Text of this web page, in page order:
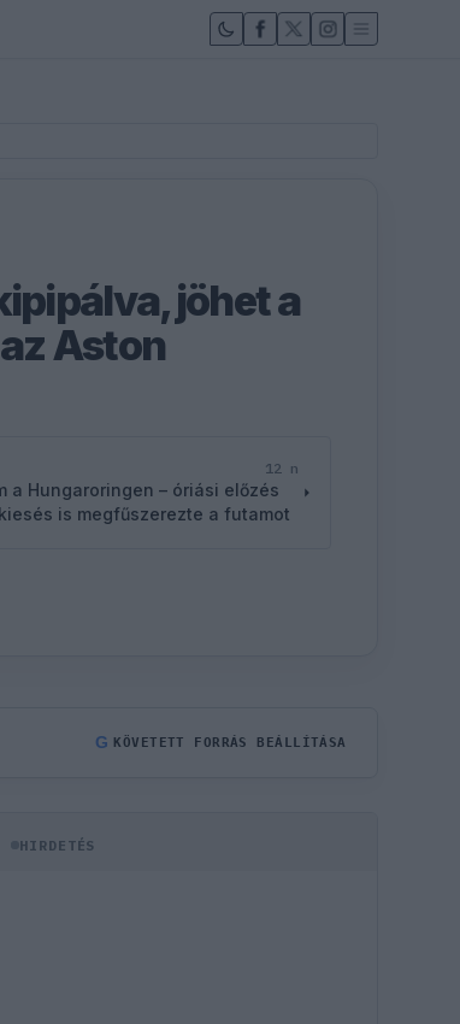
jöhet a
Aston
12 n
a Hungaroringen – óriási előzés
is megfűszerezte a futamot
G KÖVETETT FORRÁS BEÁLLÍTÁSA
HIRDETÉS